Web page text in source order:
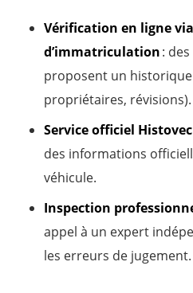
Vérification en ligne
d’immatriculation:
proposent un
propriétaires, révisions).
Service officiel Histovec
des informations
véhicule.
Inspection
appel à un expert
les erreurs de jugement.